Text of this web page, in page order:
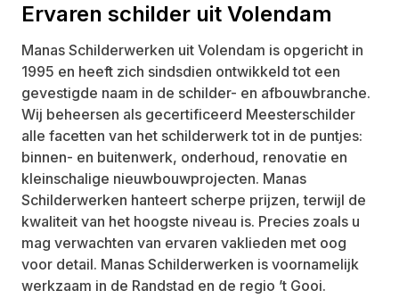
Ervaren schilder uit Volendam
Manas Schilderwerken uit Volendam is opgericht in
1995 en heeft zich sindsdien ontwikkeld tot een
gevestigde naam in de schilder- en afbouwbranche.
Wij beheersen als gecertificeerd Meesterschilder
alle facetten van het schilderwerk tot in de puntjes:
binnen- en buitenwerk, onderhoud, renovatie en
kleinschalige nieuwbouwprojecten. Manas
Schilderwerken hanteert scherpe prijzen, terwijl de
kwaliteit van het hoogste niveau is. Precies zoals u
mag verwachten van ervaren vaklieden met oog
voor detail. Manas Schilderwerken is voornamelijk
werkzaam in de Randstad en de regio ’t Gooi.